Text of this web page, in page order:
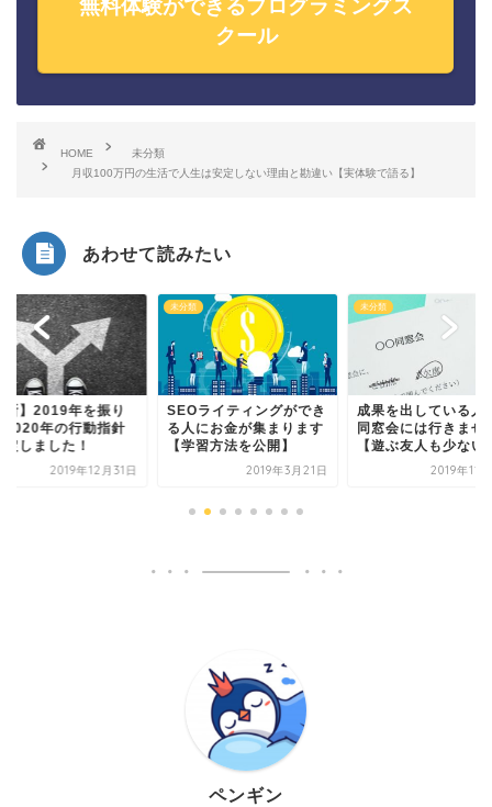
無料体験ができるプログラミングス
クール
HOME
未分類
月収100万円の生活で人生は安定しない理由と勘違い【実体験で語る】
あわせて読みたい
断】2019年を振り
2020年の行動指針
定しました！
2019年12月31日
未分類
SEOライティングができ
る人にお金が集まります
【学習方法を公開】
2019年3月21日
未分類
成果を出している人
同窓会には行きませ
【遊ぶ友人も少ない
2019年11
ペンギン